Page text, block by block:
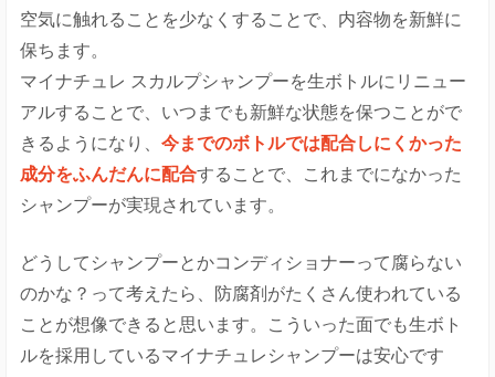
空気に触れることを少なくすることで、内容物を新鮮に
保ちます。
マイナチュレ スカルプシャンプーを生ボトルにリニュー
アルすることで、いつまでも新鮮な状態を保つことがで
きるようになり、 今までのボトルでは配合しにくかった
成分をふんだんに配合することで、これまでになかった
シャンプーが実現されています。
どうしてシャンプーとかコンディショナーって腐らない
のかな？って考えたら、防腐剤がたくさん使われている
ことが想像できると思います。こういった面でも生ボト
ルを採用しているマイナチュレシャンプーは安心です